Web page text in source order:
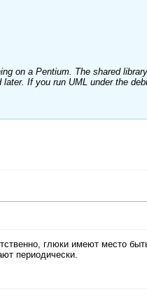
on a Pentium. The shared
If you run UML under the
глюки имеют место
периодически.